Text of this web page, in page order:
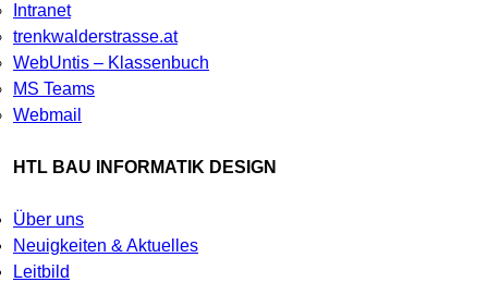
Intranet
trenkwalderstrasse.at
WebUntis – Klassenbuch
MS Teams
Webmail
HTL BAU INFORMATIK DESIGN
Über uns
Neuigkeiten & Aktuelles
Leitbild